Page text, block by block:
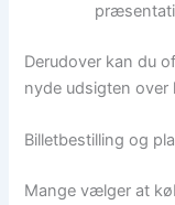
Derudover kan du
nyde udsigten over
Billetbestilling og
Mange vælger at